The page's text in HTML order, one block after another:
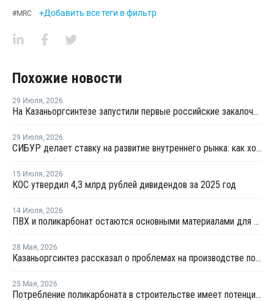
#MRC +Добавить все теги в фильтр
Похожие новости
29 Июля, 2026
На Казаньоргсинтезе запустили первые российские закалочно-испарительные аппараты
29 Июля, 2026
СИБУР делает ставку на развитие внутреннего рынка: как холдинг стимулирует спрос на полимеры в ритейле
15 Июля, 2026
КОС утвердил 4,3 млрд рублей дивидендов за 2025 год
14 Июля, 2026
ПВХ и поликарбонат остаются основными материалами для производства банковских карт
28 Мая, 2026
Казаньоргсинтез рассказал о проблемах на производстве поликарбоната
25 Мая, 2026
Потребление поликарбоната в строительстве имеет потенциал роста в России до 20% - СИБУР